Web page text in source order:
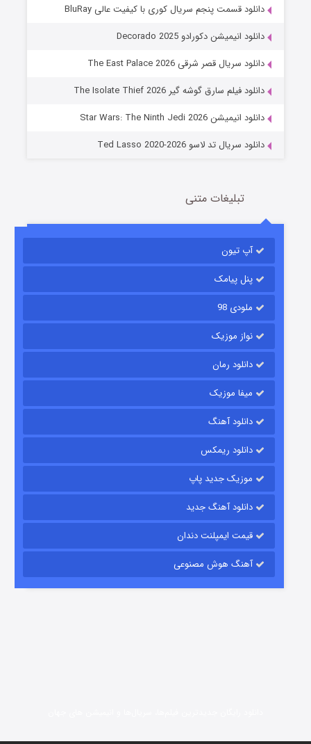
جادوگری در مغولستان
قسمت14 (زیرنویس) منتشر شد
قسمت
دانلود قسمت پنجم سریال کوری با کیفیت عالی BluRay
دانلود انیمیشن دکورادو Decorado 2025
دانلود سریال قصر شرقی The East Palace 2026
دانلود فیلم سارق گوشه گیر The Isolate Thief 2026
دانلود انیمیشن Star Wars: The Ninth Jedi 2026
دانلود سریال تد لاسو Ted Lasso 2020-2026
تبلیغات متنی
آپ تیون
پنل پیامک
ملودی 98
نواز موزیک
دانلود رمان
میفا موزیک
دانلود آهنگ
دانلود ریمکس
موزیک جدید پاپ
دانلود آهنگ جدید
قیمت ایمپلنت دندان
آهنگ هوش مصنوعی